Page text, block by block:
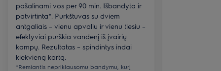
pašalinami vos per 90 min. Išbandyta ir
patvirtinta*. Purkštuvas su dviem
antgaliais – vienu apvaliu ir vienu tiesiu –
efektyviai purškia vandenį iš įvairių
kampų. Rezultatas – spindintys indai
kiekvieną kartą.
*Remiantis nepriklausomu bandymu, kurį